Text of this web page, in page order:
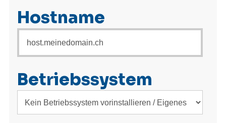
Hostname
Betriebssystem